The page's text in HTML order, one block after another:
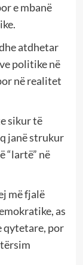
e mbanë
atdhetar
politike në
në realitet
sikur të
janë strukur
“lartë” në
më fjalë
as
qytetare, por